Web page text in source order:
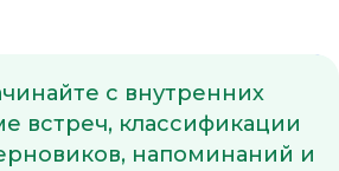
с внутренних
встреч, классификации
напоминаний и